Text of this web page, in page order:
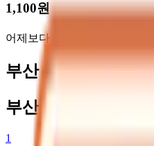
1,100원
어제보다
부산 사하구 최저가
부산 사하구 최저가
1